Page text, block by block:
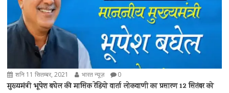
शनि 11 सितम्बर, 2021 भारत न्यूज़ 0
मुख्यमंत्री भूपेश बघेल की मासिक रेडियो वार्ता लोकवाणी का प्रसारण 12 सितंबर को